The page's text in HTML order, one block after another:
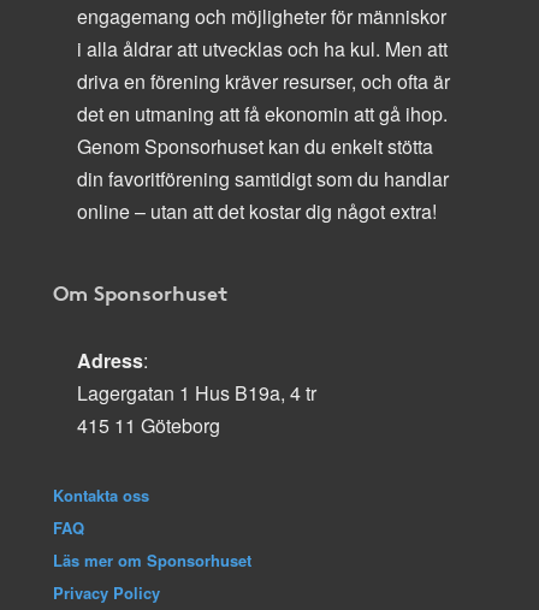
engagemang och möjligheter för människor
i alla åldrar att utvecklas och ha kul. Men att
driva en förening kräver resurser, och ofta är
det en utmaning att få ekonomin att gå ihop.
Genom Sponsorhuset kan du enkelt stötta
din favoritförening samtidigt som du handlar
online – utan att det kostar dig något extra!
Om Sponsorhuset
Adress:
Lagergatan 1 Hus B19a, 4 tr
415 11 Göteborg
Kontakta oss
FAQ
Läs mer om Sponsorhuset
Privacy Policy